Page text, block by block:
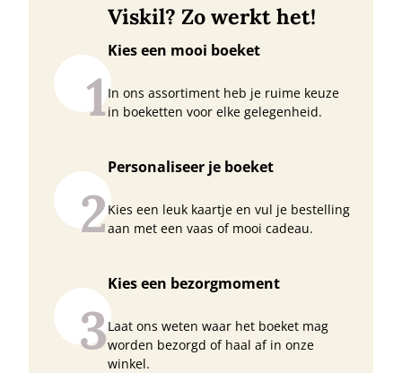
Viskil? Zo werkt het!
1
Kies een mooi boeket
In ons assortiment heb je ruime keuze
in boeketten voor elke gelegenheid.
2
Personaliseer je boeket
Kies een leuk kaartje en vul je bestelling
aan met een vaas of mooi cadeau.
3
Kies een bezorgmoment
Laat ons weten waar het boeket mag
worden bezorgd of haal af in onze
winkel.